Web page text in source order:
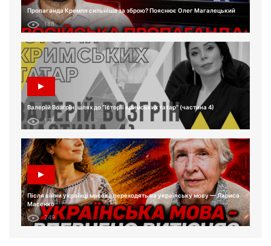
Пропаганда Кремля сильніша за зброю? Пояснює Олег Магалецький
188
Валерій Возгрін: шлях до “Історії кримських татар” (частина 4)
177
Після війни українці масово переходять на українську мову — Лариса
Масенко
249